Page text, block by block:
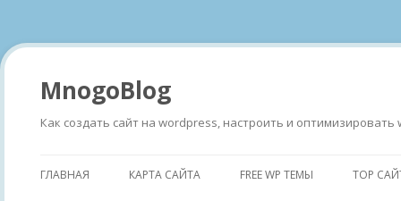
MnogoBlog
Как создать сайт на wordpress, настроить и оптимизировать
ГЛАВНАЯ КАРТА САЙТА FREE WP ТЕМЫ TOP